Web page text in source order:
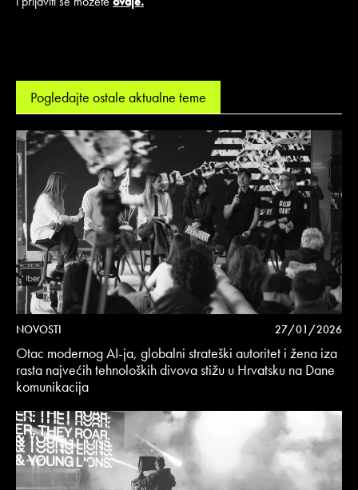
Pogledajte ostale aktualne teme
NOVOSTI 27/01/2026
Otac modernog AI-ja, globalni strateški autoritet i žena iza
rasta najvećih tehnoloških divova stižu u Hrvatsku na Dane
komunikacija